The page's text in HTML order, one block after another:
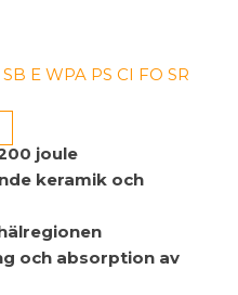
E WPA PS CI FO SR
joule
keramik och
och absorption av